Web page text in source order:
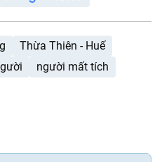
Thừa Thiên - Huế
người mất tích